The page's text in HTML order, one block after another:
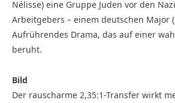
Nélisse) eine Gruppe Juden vor den
Arbeitgebers – einem deutschen Major
Aufrührendes Drama, das auf einer
beruht.
Bild
Der rauscharme 2,35:1-Transfer wirkt